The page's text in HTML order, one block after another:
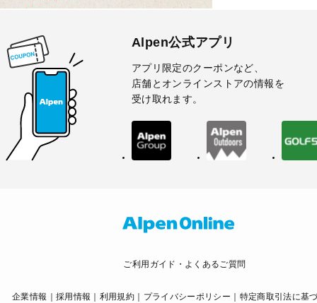
Alpen公式アプリ
アプリ限定のクーポンなど、
店舗とオンラインストアの情報を
受け取れます。
ご利用ガイド・よくあるご質問
企業情報 採用情報 利用規約 プライバシーポリシー 特定商取引法に基